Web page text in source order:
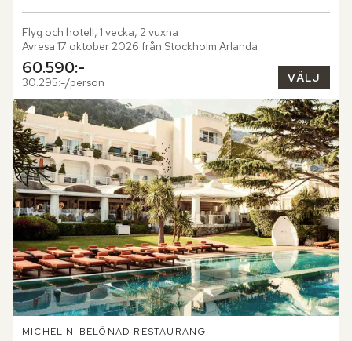
Flyg och hotell, 1 vecka, 2 vuxna
Avresa 17 oktober 2026 från Stockholm Arlanda
60.590:-
30.295:-/person VÄLJ
MICHELIN-BELÖNAD RESTAURANG